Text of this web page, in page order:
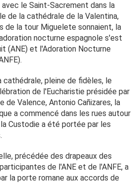
le Saint-Sacrement dans la
de la cathédrale de la Valentina,
de la tour Miguelete sonnaient, la
nocturne espagnole s'est
(ANE) et l'Adoration Nocturne
cathédrale, pleine de fidèles, le
de l'Eucharistie présidée par
de Valence, Antonio Cañizares, la
a commencé dans les rues autour
Custodie a été portée par les
précédée des drapeaux des
de l'ANE et de l'ANFE, a
la porte romane aux accords de